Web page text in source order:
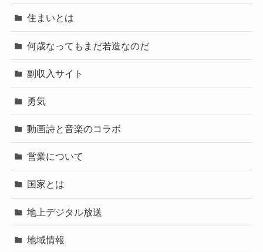
住まいとは
何歳なってもまだ若造なのだ
副収入サイト
勇気
動画詩と音楽のコラボ
営業について
国家とは
地上デジタル放送
地域情報